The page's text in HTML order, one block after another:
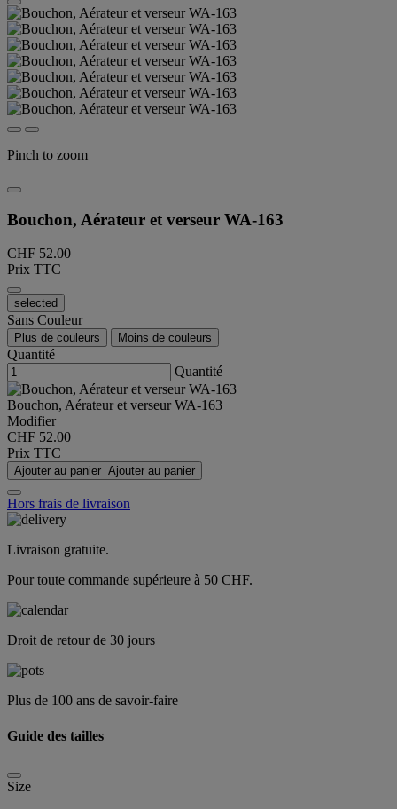
Pinch to zoom
Bouchon, Aérateur et verseur WA-163
CHF 52.00
Prix TTC
selected
Sans Couleur
Plus de couleurs Moins de couleurs
Quantité
Quantité
Bouchon, Aérateur et verseur WA-163
Modifier
CHF 52.00
Prix TTC
Ajouter au panier Ajouter au panier
Hors frais de livraison
Livraison gratuite.
Pour toute commande supérieure à 50 CHF.
Droit de retour de 30 jours
Plus de 100 ans de savoir-faire
Guide des tailles
Size